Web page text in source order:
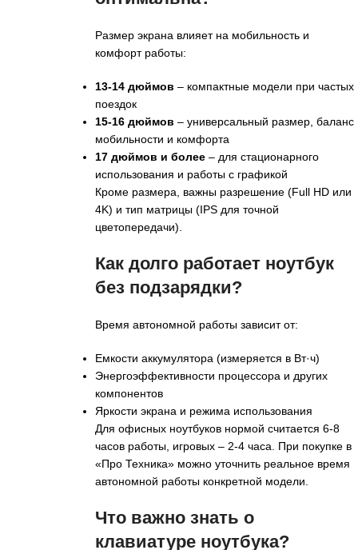
Размер экрана влияет на мобильность и
комфорт работы:
13-14 дюймов – компактные модели при частых
поездок
15-16 дюймов – универсальный размер, баланс
мобильности и комфорта
17 дюймов и более – для стационарного
использования и работы с графикой
Кроме размера, важны разрешение (Full HD или
4K) и тип матрицы (IPS для точной
цветопередачи).
Как долго работает ноутбук
без подзарядки?
Время автономной работы зависит от:
Емкости аккумулятора (измеряется в Вт·ч)
Энергоэффективности процессора и других
компонентов
Яркости экрана и режима использования
Для офисных ноутбуков нормой считается 6-8
часов работы, игровых – 2-4 часа. При покупке в
«Про Техника» можно уточнить реальное время
автономной работы конкретной модели.
Что важно знать о
клавиатуре ноутбука?